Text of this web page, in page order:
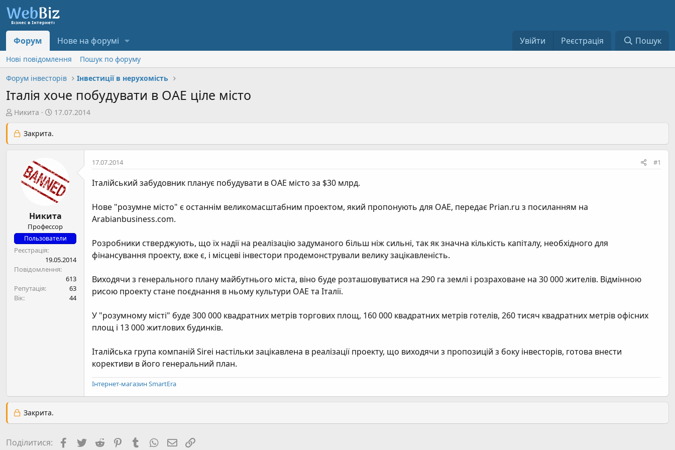
Форум Нове на форумі Увійти Реєстрація Пошук
Нові повідомлення
Пошук по форуму
Форум інвесторів
Інвестиції в нерухомість
Італія хоче побудувати в ОАЕ ціле місто
А
т
о
Никита
Д
а
в
о
р
н
н
я
17.07.2014
Закрита.
Никита
Профессор
Пользователи
Реєстрація
19.05.2014
Повідомлення
613
Репутація
63
Вік
44
17.07.2014 #1
Італійський забудовник планує побудувати в ОАЕ місто за $30 млрд.
Нове "розумне місто" є останнім великомасштабним проектом, який пропонують для ОАЕ, передає Prian.ru з посиланням на
Arabianbusiness.com.
Розробники стверджують, що їх надії на реалізацію задуманого більш ніж сильні, так як значна кількість капіталу, необхідного для
фінансування проекту, вже є, і місцеві інвестори продемонстрували велику зацікавленість.
Виходячи з генерального плану майбутнього міста, віно буде розташовуватися на 290 га землі і розраховане на 30 000 жителів. Відмінною
рисою проекту стане поєднання в ньому культури ОАЕ та Італії.
У "розумному місті" буде 300 000 квадратних метрів торгових площ, 160 000 квадратних метрів готелів, 260 тисяч квадратних метрів офісних
площ і 13 000 житлових будинків.
Італійська група компаній Sirei настільки зацікавлена в реалізації проекту, що виходячи з пропозицій з боку інвесторів, готова внести
корективи в його генеральний план.
Інтернет-магазин SmartEra
Закрита.
Поділитися: FacebookTwitterReddit PinterestTumblrWhatsApp
E-mail